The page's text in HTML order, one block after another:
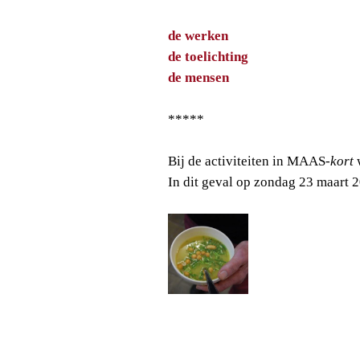
de werken
de toelichting
de mensen
*****
Bij de activiteiten in MAAS-kort
In dit geval op zondag 23 maart